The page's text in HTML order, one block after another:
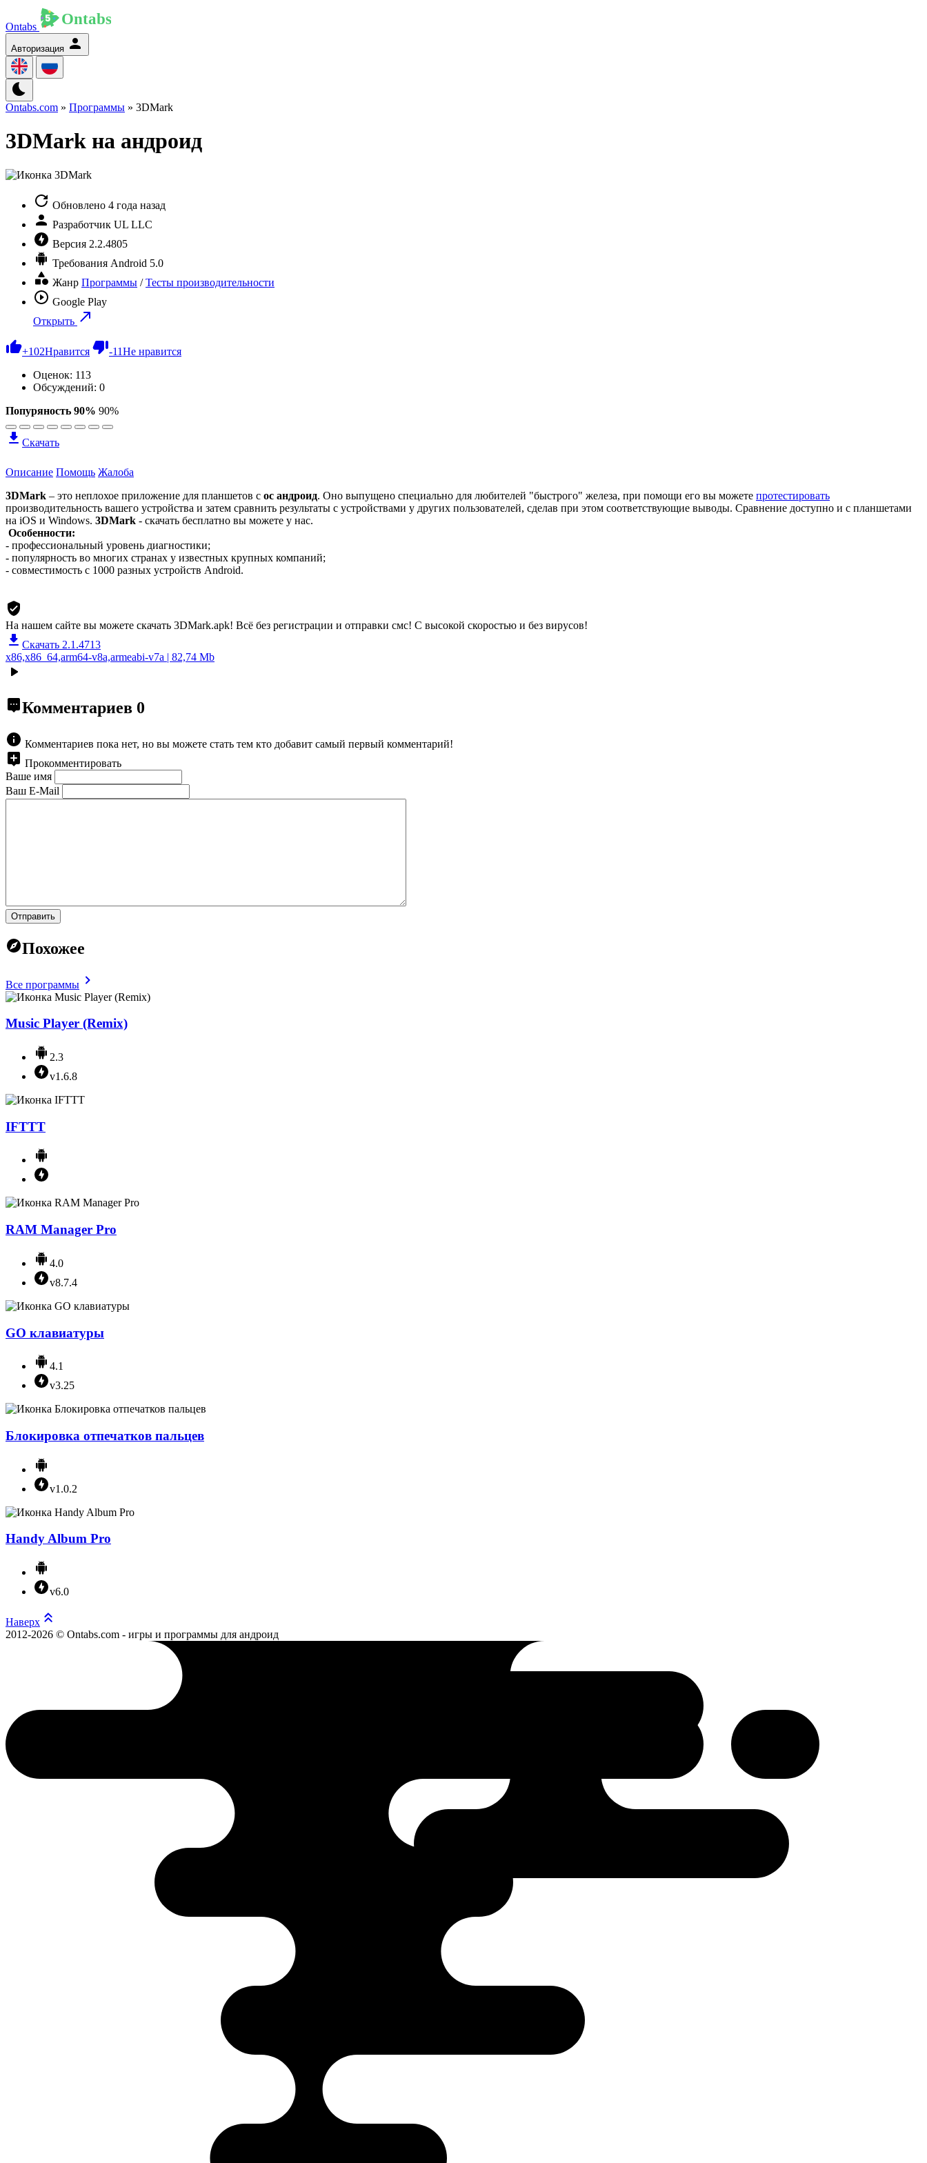
Ontabs
Авторизация
Ontabs.com » Программы » 3DMark
3DMark на андроид
Обновлено 4 года назад
Разработчик UL LLC
Версия 2.2.4805
Требования Android 5.0
Жанр Программы /Тесты производительности
Google Play
Открыть
+102Нравится -11Не нравится
Оценок: 113
Обсуждений: 0
Попуряность 90% 90%
Скачать
Описание Помощь Жалоба
3DMark – это неплохое приложение для планшетов с ос андроид. Оно выпущено специально для любителей "быстрого" железа, при помощи его вы можете протестировать
производительность вашего устройства и затем сравнить результаты с устройствами у других пользователей, сделав при этом соответствующие выводы. Сравнение доступно и с планшетами
на iOS и Windows. 3DMark - скачать бесплатно вы можете у нас.
Особенности:
- профессиональный уровень диагностики;
- популярность во многих странах у известных крупных компаний;
- совместимость с 1000 разных устройств Android.
На нашем сайте вы можете скачать 3DMark.apk! Всё без регистрации и отправки смс! С высокой скоростью и без вирусов!
Скачать 2.1.4713
x86,x86_64,arm64-v8a,armeabi-v7a | 82,74 Mb
Комментариев 0
Комментариев пока нет, но вы можете стать тем кто добавит самый первый комментарий!
Прокомментировать
Ваше имя
Ваш E-Mail
Отправить
Похожее
Все программы
Music Player (Remix)
2.3
v1.6.8
IFTTT
RAM Manager Pro
4.0
v8.7.4
GO клавиатуры
4.1
v3.25
Блокировка отпечатков пальцев
v1.0.2
Handy Album Pro
v6.0
Наверх
2012-2026 © Ontabs.com - игры и программы для андроид